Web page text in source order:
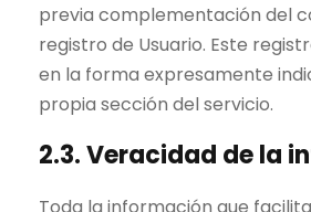
previa complementación del
registro de Usuario. Este
en la forma expresamente
propia sección del servicio.
2.3. Veracidad de la